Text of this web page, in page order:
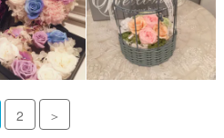
2
＞